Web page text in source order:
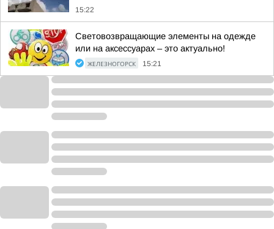
15:22
Световозвращающие элементы на одежде
или на аксессуарах – это актуально!
ЖЕЛЕЗНОГОРСК 15:21